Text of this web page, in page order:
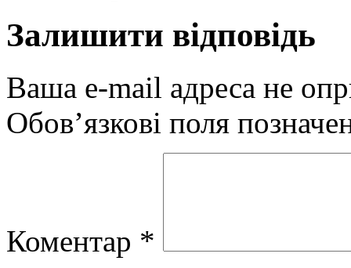
Залишити відповідь
Ваша e-mail адреса не
Обов’язкові поля
Коментар *